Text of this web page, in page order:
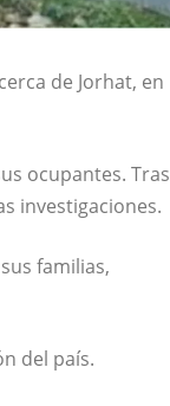
de Jorhat, en
ocupantes. Tras
investigaciones.
familias,
del país.